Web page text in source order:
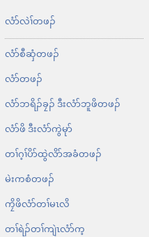
လံာ်လဲၢ်တဖၣ်
လံာ်စီဆှံတဖၣ်
လံာ်တဖၣ်
လံာ်ဘရိၣ်ခၠၣ် ဒီးလံာ်ဘူဖိတဖၣ်
လံာ်ဖိ ဒီးလံာ်ကွဲမုာ်
တၢ်ဂ့ၢ်ပိာ်ထွဲလိာ်အခံတဖၣ်
မဲးကစံတဖၣ်​
ကၠိဖိလံာ်တၢ်မၤလိ
တၢ်ရဲၣ်တၢ်ကျဲၤလံာ်က့